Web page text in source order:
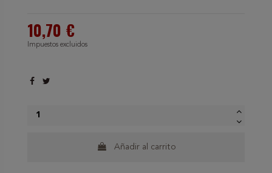
10,70 €
Impuestos excluidos
Añadir al carrito